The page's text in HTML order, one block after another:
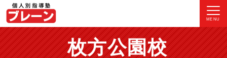
MENU
枚方公園校